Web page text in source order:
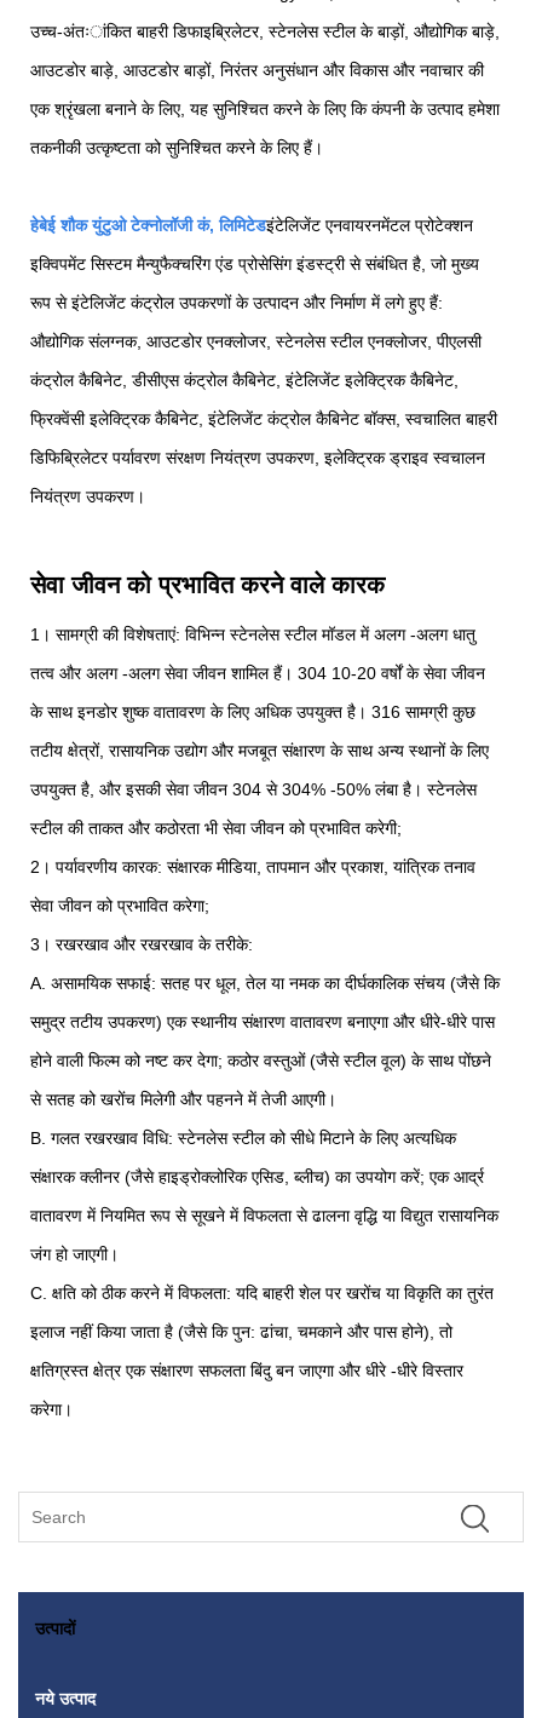
उच्च-अंतःांकित बाहरी डिफाइब्रिलेटर, स्टेनलेस स्टील के बाड़ों, औद्योगिक बाड़े,
आउटडोर बाड़े, आउटडोर बाड़ों, निरंतर अनुसंधान और विकास और नवाचार की
एक श्रृंखला बनाने के लिए, यह सुनिश्चित करने के लिए कि कंपनी के उत्पाद हमेशा
तकनीकी उत्कृष्टता को सुनिश्चित करने के लिए हैं।
हेबेई शौक युंटुओ टेक्नोलॉजी कं, लिमिटेडइंटेलिजेंट एनवायरनमेंटल प्रोटेक्शन
इक्विपमेंट सिस्टम मैन्युफैक्चरिंग एंड प्रोसेसिंग इंडस्ट्री से संबंधित है, जो मुख्य
रूप से इंटेलिजेंट कंट्रोल उपकरणों के उत्पादन और निर्माण में लगे हुए हैं:
औद्योगिक संलग्नक, आउटडोर एनक्लोजर, स्टेनलेस स्टील एनक्लोजर, पीएलसी
कंट्रोल कैबिनेट, डीसीएस कंट्रोल कैबिनेट, इंटेलिजेंट इलेक्ट्रिक कैबिनेट,
फ्रिक्वेंसी इलेक्ट्रिक कैबिनेट, इंटेलिजेंट कंट्रोल कैबिनेट बॉक्स, स्वचालित बाहरी
डिफिब्रिलेटर पर्यावरण संरक्षण नियंत्रण उपकरण, इलेक्ट्रिक ड्राइव स्वचालन
नियंत्रण उपकरण।
सेवा जीवन को प्रभावित करने वाले कारक
1। सामग्री की विशेषताएं: विभिन्न स्टेनलेस स्टील मॉडल में अलग -अलग धातु
तत्व और अलग -अलग सेवा जीवन शामिल हैं। 304 10-20 वर्षों के सेवा जीवन
के साथ इनडोर शुष्क वातावरण के लिए अधिक उपयुक्त है। 316 सामग्री कुछ
तटीय क्षेत्रों, रासायनिक उद्योग और मजबूत संक्षारण के साथ अन्य स्थानों के लिए
उपयुक्त है, और इसकी सेवा जीवन 304 से 304% -50% लंबा है। स्टेनलेस
स्टील की ताकत और कठोरता भी सेवा जीवन को प्रभावित करेगी;
2। पर्यावरणीय कारक: संक्षारक मीडिया, तापमान और प्रकाश, यांत्रिक तनाव
सेवा जीवन को प्रभावित करेगा;
3। रखरखाव और रखरखाव के तरीके:
A. असामयिक सफाई: सतह पर धूल, तेल या नमक का दीर्घकालिक संचय (जैसे कि
समुद्र तटीय उपकरण) एक स्थानीय संक्षारण वातावरण बनाएगा और धीरे-धीरे पास
होने वाली फिल्म को नष्ट कर देगा; कठोर वस्तुओं (जैसे स्टील वूल) के साथ पोंछने
से सतह को खरोंच मिलेगी और पहनने में तेजी आएगी।
B. गलत रखरखाव विधि: स्टेनलेस स्टील को सीधे मिटाने के लिए अत्यधिक
संक्षारक क्लीनर (जैसे हाइड्रोक्लोरिक एसिड, ब्लीच) का उपयोग करें; एक आर्द्र
वातावरण में नियमित रूप से सूखने में विफलता से ढालना वृद्धि या विद्युत रासायनिक
जंग हो जाएगी।
C. क्षति को ठीक करने में विफलता: यदि बाहरी शेल पर खरोंच या विकृति का तुरंत
इलाज नहीं किया जाता है (जैसे कि पुन: ढांचा, चमकाने और पास होने), तो
क्षतिग्रस्त क्षेत्र एक संक्षारण सफलता बिंदु बन जाएगा और धीरे -धीरे विस्तार
करेगा।
उत्पादों
नये उत्पाद